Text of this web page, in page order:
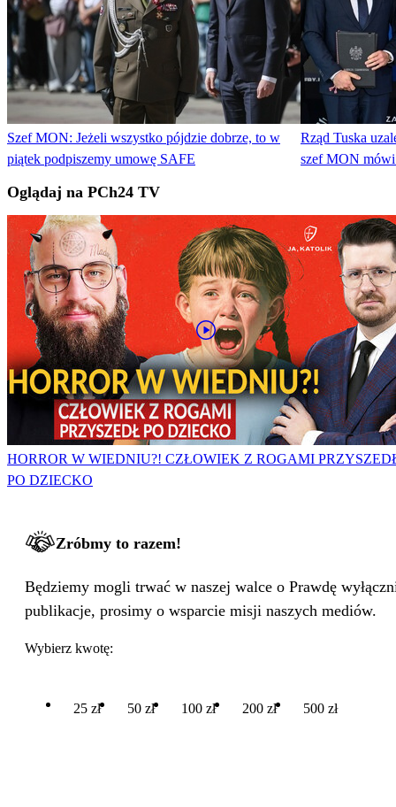
Szef MON: Jeżeli wszystko pójdzie dobrze, to w
piątek podpiszemy umowę SAFE
Rząd Tuska
szef MON mówi
Oglądaj na PCh24 TV
HORROR W WIEDNIU?! CZŁOWIEK Z ROGAMI
PO DZIECKO
Zróbmy to razem!
Będziemy mogli trwać w naszej walce o Prawdę
publikacje, prosimy o wsparcie misji naszych mediów.
Wybierz kwotę:
25 zł 50 zł 100 zł 200 zł 500 zł